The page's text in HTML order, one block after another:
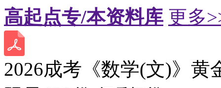
高起点专/本资料库 更多
2026成考《数学(文)》黄